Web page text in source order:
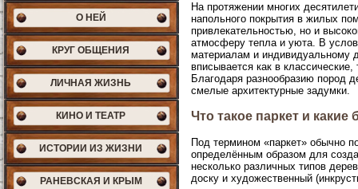
О НЕЙ
КРУГ ОБЩЕНИЯ
ЛИЧНАЯ ЖИЗНЬ
КИНО И ТЕАТР
ИСТОРИИ ИЗ ЖИЗНИ
РАНЕВСКАЯ И КРЫМ
На протяжении многих
напольного покрытия в жилых
привлекательностью, но и
атмосферу тепла и уюта. В
материалам и индивидуальному
вписывается как в
Благодаря разнообразию пород
смелые архитектурные задумки.
Что такое паркет и
Под термином «паркет» обычно
определённым образом для
несколько различных типов
доску и художественный